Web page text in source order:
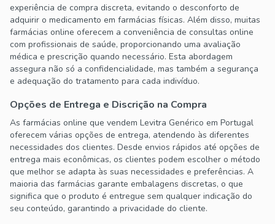
experiência de compra discreta, evitando o desconforto de
adquirir o medicamento em farmácias físicas. Além disso, muitas
farmácias online oferecem a conveniência de consultas online
com profissionais de saúde, proporcionando uma avaliação
médica e prescrição quando necessário. Esta abordagem
assegura não só a confidencialidade, mas também a segurança
e adequação do tratamento para cada indivíduo.
Opções de Entrega e Discrição na Compra
As farmácias online que vendem Levitra Genérico em Portugal
oferecem várias opções de entrega, atendendo às diferentes
necessidades dos clientes. Desde envios rápidos até opções de
entrega mais econômicas, os clientes podem escolher o método
que melhor se adapta às suas necessidades e preferências. A
maioria das farmácias garante embalagens discretas, o que
significa que o produto é entregue sem qualquer indicação do
seu conteúdo, garantindo a privacidade do cliente.